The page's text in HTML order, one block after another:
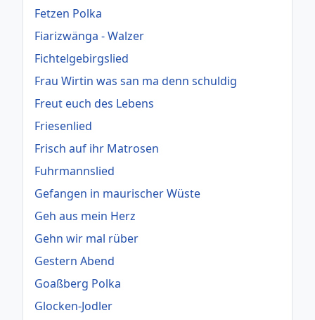
Fetzen Polka
Fiarizwänga - Walzer
Fichtelgebirgslied
Frau Wirtin was san ma denn schuldig
Freut euch des Lebens
Friesenlied
Frisch auf ihr Matrosen
Fuhrmannslied
Gefangen in maurischer Wüste
Geh aus mein Herz
Gehn wir mal rüber
Gestern Abend
Goaßberg Polka
Glocken-Jodler